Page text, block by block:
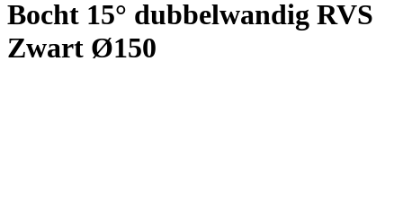
Bocht 15° dubbelwandig RVS
Zwart Ø150